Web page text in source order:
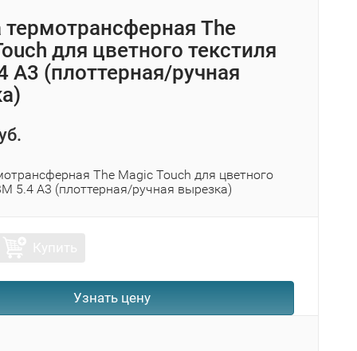
термотрансферная The
для цветного текстиля
A3 (плоттерная/ручная
The Magic Touch для цветного
5.4 A3 (плоттерная/ручная вырезка)
Узнать цену